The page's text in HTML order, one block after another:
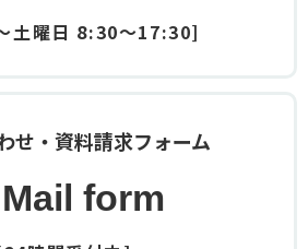
土曜日 8:30～17:30]
せ・資料請求フォーム
Mail form